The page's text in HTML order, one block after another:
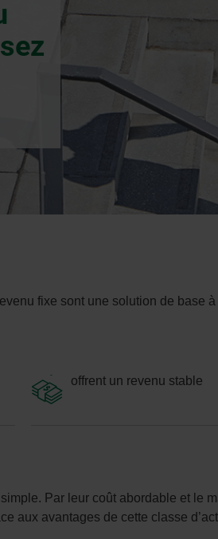
fixe sont une solution de base
offrent un revenu stable
Par leur coût abordable et le
aux avantages de cette classe